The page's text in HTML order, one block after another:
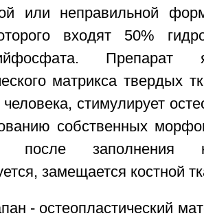
или неправильной
входят 50%
Препарат
матрикса твердых
стимулирует
собственных
после заполнения
замещается костной
- остеопластический